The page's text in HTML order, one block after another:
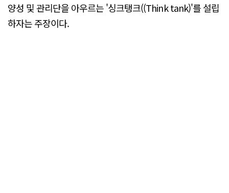
양성 및 관리단을 아우르는 '싱크탱크((Think tank)'를 설립
하자는 주장이다.